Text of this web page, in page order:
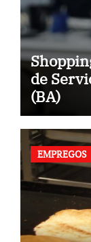
de
(BA)
EMPREGOS